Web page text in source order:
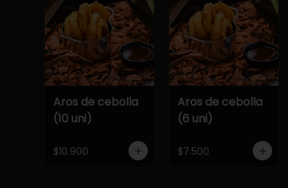
Aros de cebolla
(10 uni)
$10.900
Aros de cebolla
(6 uni)
$7.500